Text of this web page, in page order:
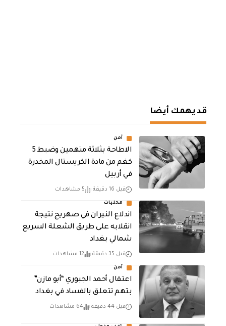
قد يهمك أيضا
أمن
الاطاحة بثلاثة متهمين وضبط 5
كغم من مادة الكريستال المخدرة ​
في أربيل
قبل 16 دقيقة 5 مشاهدات
محليات
اندلاع النيران في صهريج نتيجة
انقلابه على طريق الشعلة السريع
شمالي بغداد
قبل 35 دقيقة 12 مشاهدات
أمن
اعتقال أحمد الجبوري “أبو مازن”
بتهم تتعلق بالفساد في بغداد
قبل 44 دقيقة 64 مشاهدات